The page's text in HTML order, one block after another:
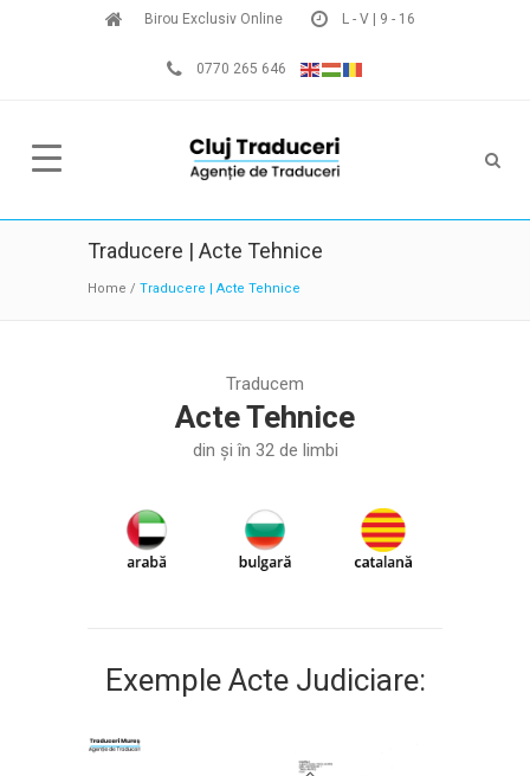
Birou Exclusiv Online L - V | 9 - 16
0770 265 646
Traducere | Acte Tehnice
Home / Traducere | Acte Tehnice
Traducem
Acte Tehnice
din și în 32 de limbi
Exemple Acte Judiciare: